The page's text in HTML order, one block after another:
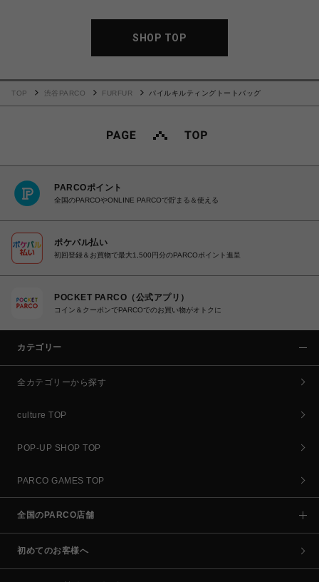
SHOP TOP
TOP 渋谷PARCO FURFUR パイルキルティングトートバッグ
PARCOポイント
全国のPARCOやONLINE PARCOで貯まる＆使える
ポケパル払い
初回登録＆お買物で最大1,500円分のPARCOポイント進呈
POCKET PARCO（公式アプリ）
コイン＆クーポンでPARCOでのお買い物がオトクに
カテゴリー
全カテゴリーから探す
culture TOP
POP-UP SHOP TOP
PARCO GAMES TOP
全国のPARCO店舗
初めてのお客様へ